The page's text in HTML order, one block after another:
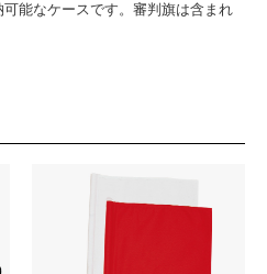
能なケースです。審判旗は含まれ